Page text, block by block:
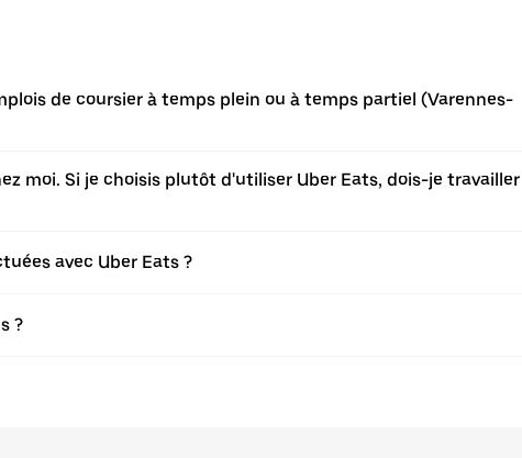
de coursier à temps plein ou à temps partiel (Varennes-
moi. Si je choisis plutôt d'utiliser Uber Eats, dois-je
avec Uber Eats ?
?